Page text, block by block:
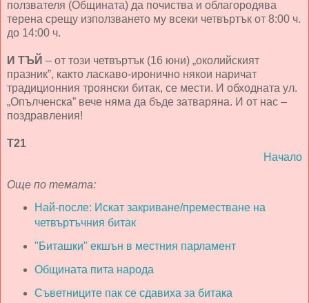
ползвателя (Общината) да почиства и облагородява
терена срещу използването му всеки четвъртък от 8:00 ч.
до 14:00 ч.
И ТЪЙ – от този четвъртък (16 юни) „околийският
празник”, както ласкаво-иронично някои наричат
традиционния троянски битак, се мести. И обходната ул.
„Опълченска” вече няма да бъде затваряна. И от нас –
поздравления!
Т21
Начало
Още по темата:
Най-после: Искат закриване/преместване на
четвъртъчния битак
"Биташки" екшън в местния парламент
Общината пита народа
Съветниците пак се сдавиха за битака